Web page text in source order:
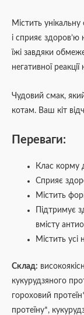
Містить
і сприяє
їжі завдяки
негативної реакції
Чудовий смак,
котам. Ваш кіт
Переваги:
Клас корму
Сприяє
Містить
Підтримує
вмісту
Містить усі
Склад:
кукурудзяного
гороховий
протеїну*,